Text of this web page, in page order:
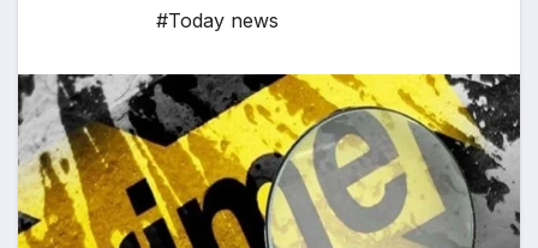
#Today news